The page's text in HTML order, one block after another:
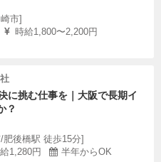
市]
時給1,800〜2,200円
に挑む仕事を｜大阪で長期イ
？
後橋駅 徒歩15分]
1,280円 半年からOK